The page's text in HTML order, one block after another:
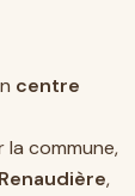
centre
commune,
,